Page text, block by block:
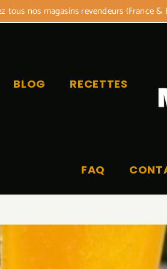
tous nos magasins revendeurs (France &
BLOG RECETTES
FAQ